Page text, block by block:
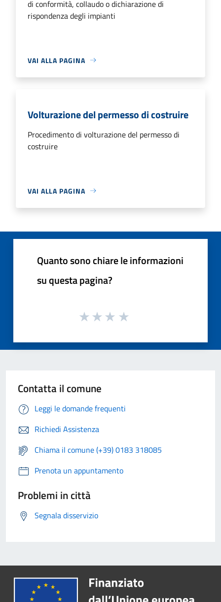
di conformità, collaudo o dichiarazione di
rispondenza degli impianti
VAI ALLA PAGINA
Volturazione del permesso di costruire
Procedimento di volturazione del permesso di
costruire
VAI ALLA PAGINA
Quanto sono chiare le informazioni
su questa pagina?
Contatta il comune
Leggi le domande frequenti
Richiedi Assistenza
Chiama il comune (+39) 0183 318085
Prenota un appuntamento
Problemi in città
Segnala disservizio